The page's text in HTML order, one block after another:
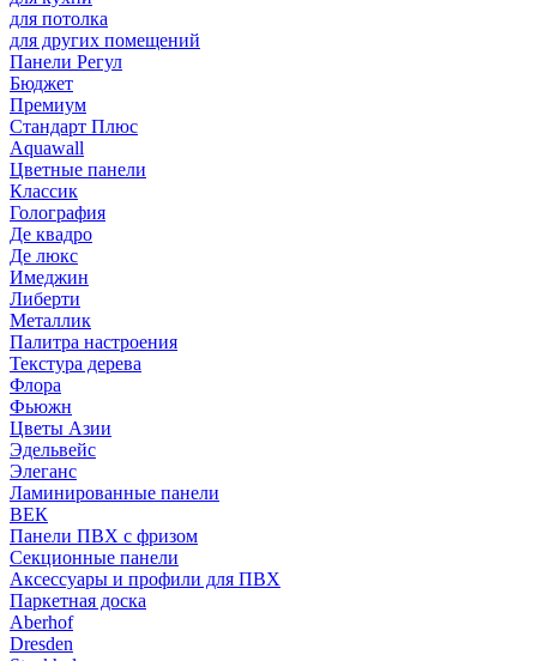
для потолка
для других помещений
Панели Регул
Бюджет
Премиум
Стандарт Плюс
Aquawall
Цветные панели
Классик
Голография
Де квадро
Де люкс
Имеджин
Либерти
Металлик
Палитра настроения
Текстура дерева
Флора
Фьюжн
Цветы Азии
Эдельвейс
Элеганс
Ламинированные панели
ВЕК
Панели ПВХ с фризом
Секционные панели
Аксессуары и профили для ПВХ
Паркетная доска
Aberhof
Dresden